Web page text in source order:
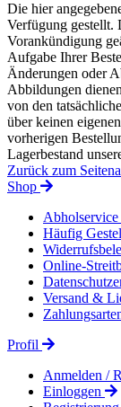
Die hier
Verfügung gestellt.
Vorankündigung
Aufgabe Ihrer
Änderungen oder
Abbildungen
von den
über keinen
vorherigen
Lagerbestand
Zurück zum
Shop
Häufig
Online-
Versand &
Profil
Anmelden /
Einloggen